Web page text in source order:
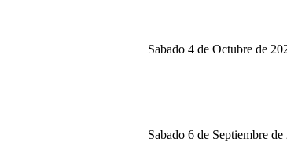
Sabado 4 de Octubre de
Sabado 6 de Septiembre de